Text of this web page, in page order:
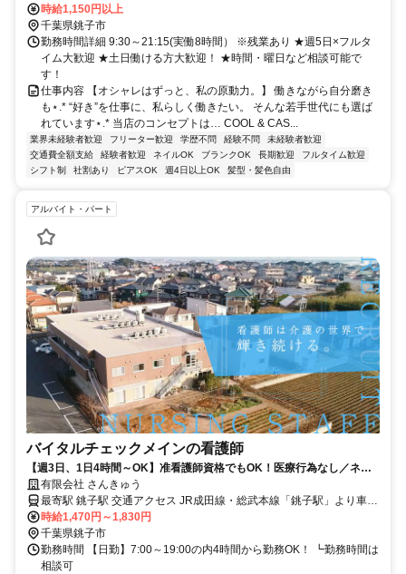
時給1,150円以上
千葉県銚子市
勤務時間詳細 9:30～21:15(実働8時間） ※残業あり ★週5日×フルタ
イム大歓迎 ★土日働ける方大歓迎！ ★時間・曜日など相談可能で
す！
仕事内容 【オシャレはずっと、私の原動力。】 働きながら自分磨き
も⋆.* “好き”を仕事に、私らしく働きたい。 そんな若手世代にも選ば
れています⋆.* 当店のコンセプトは… COOL & CAS...
業界未経験者歓迎 フリーター歓迎 学歴不問 経験不問
未経験者歓迎
交通費全額支給
経験者歓迎 ネイルOK ブランクOK 長期歓迎
フルタイム歓迎
シフト制
社割あり ピアスOK 週4日以上OK 髪型・髪色自由
アルバイト・パート
バイタルチェックメインの看護師
【週3日、1日4時間～OK】准看護師資格でもOK！医療行為なし／ネイ
ルやピアスも自由/「ありがとう」の連鎖を作る職場
有限会社 さんきゅう
最寄駅 銚子駅 交通アクセス JR成田線・総武本線「銚子駅」より車で
約7分 ＊車通勤OK（駐車場完備）
時給1,470円～1,830円
千葉県銚子市
勤務時間 【日勤】7:00～19:00の内4時間から勤務OK！ ┗勤務時間は
相談可